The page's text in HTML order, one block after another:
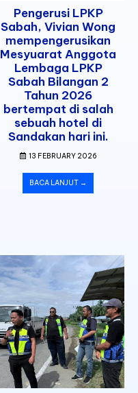
Pengerusi LPKP
Sabah, Vivian Wong
mempengerusikan
Mesyuarat Anggota
Lembaga LPKP
Sabah Bilangan 2
Tahun 2026
bertempat di salah
sebuah hotel di
Sandakan hari ini.
13 FEBRUARY 2026
BACA LANJUT →